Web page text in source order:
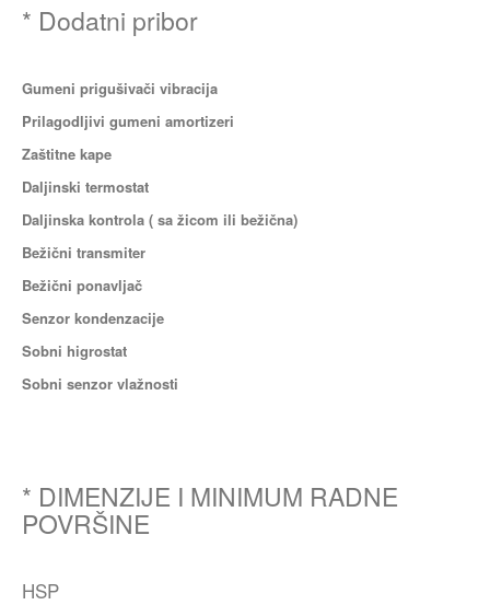
* Dodatni pribor
Gumeni prigušivači vibracija
Prilagodljivi gumeni amortizeri
Zaštitne kape
Daljinski termostat
Daljinska kontrola ( sa žicom ili bežična)
Bežični transmiter
Bežični ponavljač
Senzor kondenzacije
Sobni higrostat
Sobni senzor vlažnosti
* DIMENZIJE I MINIMUM RADNE
POVRŠINE
HSP